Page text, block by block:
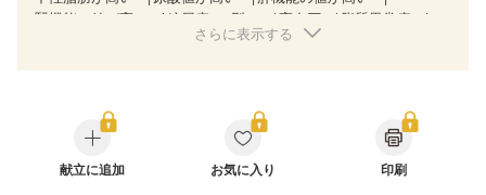
腎機能の値が高い
糖尿病（2型） 高血圧
脂質異常症
狭心症 心筋梗塞
クローン病（寛解期）
過敏性腸症候群（IBS）
糖尿病性腎症（第３期）
CKD（ステージ１）
CKD（ステージ２）
CKD（ステージ３a）
さらに表示する
献立に追加 お気に入り 印刷